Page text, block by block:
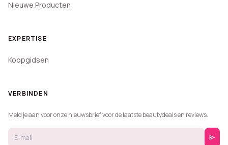
Nieuwe Producten
EXPERTISE
Koopgidsen
VERBINDEN
Meld je aan voor onze nieuwsbrief voor de laatste beautydeals en reviews.
send